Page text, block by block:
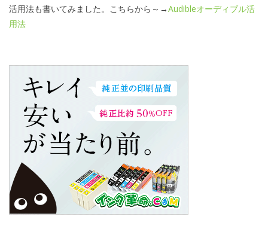
活用法も書いてみました。こちらから～→Audibleオーディブル活
用法